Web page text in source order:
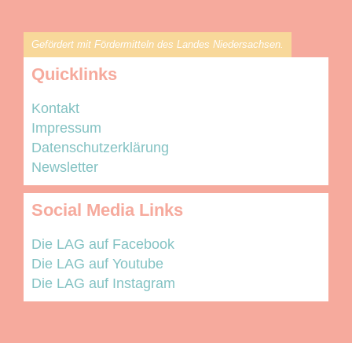
Gefördert mit Fördermitteln des Landes Niedersachsen.
Quicklinks
Kontakt
Impressum
Datenschutzerklärung
Newsletter
Social Media Links
Die LAG auf Facebook
Die LAG auf Youtube
Die LAG auf Instagram